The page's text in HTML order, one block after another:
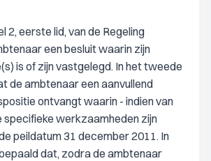
2, eerste lid, van de Regeling
een besluit waarin zijn
is of zijn vastgelegd. In het tweede
de ambtenaar een aanvullend
ontvangt waarin - indien van
specifieke werkzaamheden zijn
peildatum 31 december 2011. In
dat, zodra de ambtenaar